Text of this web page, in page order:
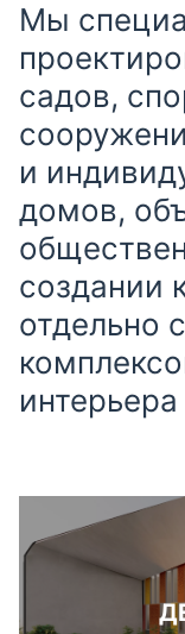
Мы
садов,
и
домов,
создании
отдельно
интерьера